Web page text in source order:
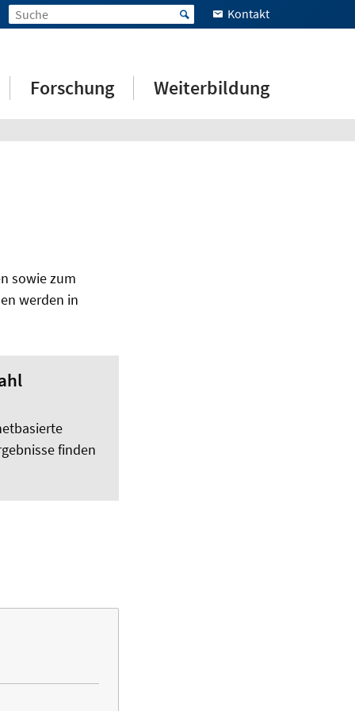
Kontakt
Forschung Weiterbildung
sowie zum
werden in
finden